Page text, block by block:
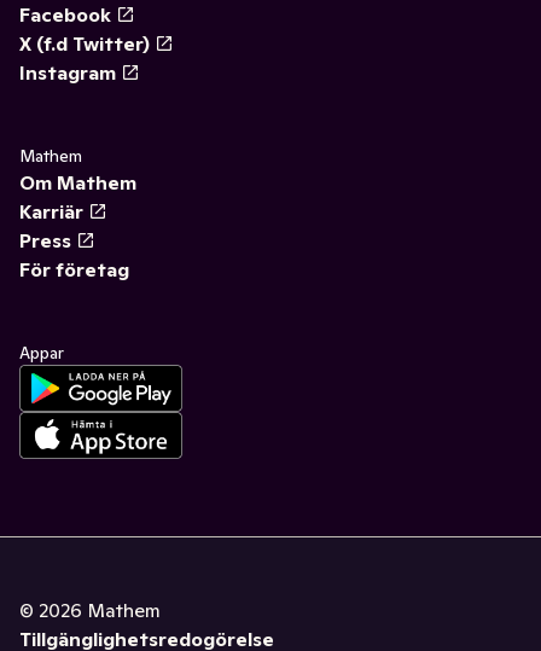
Facebook
X (f.d Twitter)
Instagram
Mathem
Om Mathem
Karriär
Press
För företag
Appar
© 2026 Mathem
Tillgänglighetsredogörelse